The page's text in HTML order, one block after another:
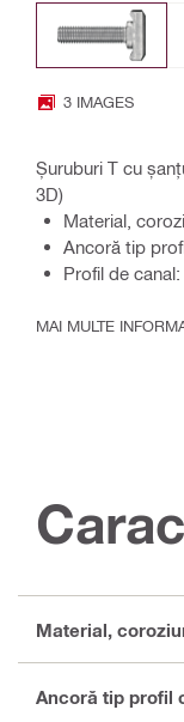
3 IMAGES
Șuruburi T cu
3D)
Material,
Ancoră tip
Profil de
MAI MULTE
Material,
Ancoră tip profil